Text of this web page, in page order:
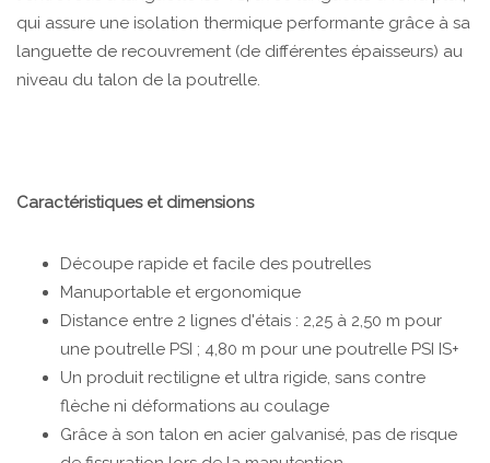
qui assure une isolation thermique performante grâce à sa
languette de recouvrement (de différentes épaisseurs) au
niveau du talon de la poutrelle.
Caractéristiques et dimensions
Découpe rapide et facile des poutrelles
Manuportable et ergonomique
Distance entre 2 lignes d'étais : 2,25 à 2,50 m pour
une poutrelle PSI ; 4,80 m pour une poutrelle PSI IS+
Un produit rectiligne et ultra rigide, sans contre
flèche ni déformations au coulage
Grâce à son talon en acier galvanisé, pas de risque